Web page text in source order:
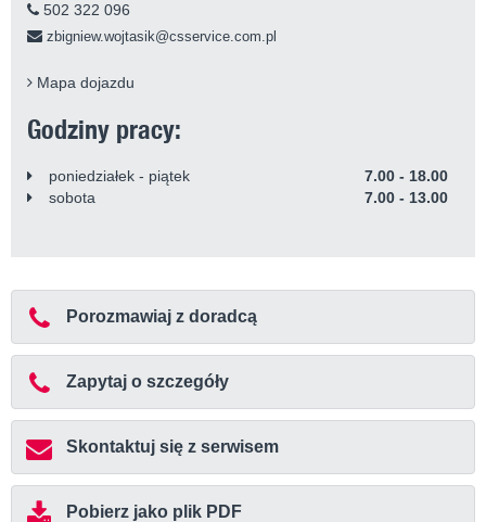
502 322 096
zbigniew.wojtasik@csservice.com.pl
Mapa dojazdu
Godziny pracy:
poniedziałek - piątek
7.00 - 18.00
sobota
7.00 - 13.00
Porozmawiaj z doradcą
Zapytaj o szczegóły
Skontaktuj się z serwisem
Pobierz jako plik PDF